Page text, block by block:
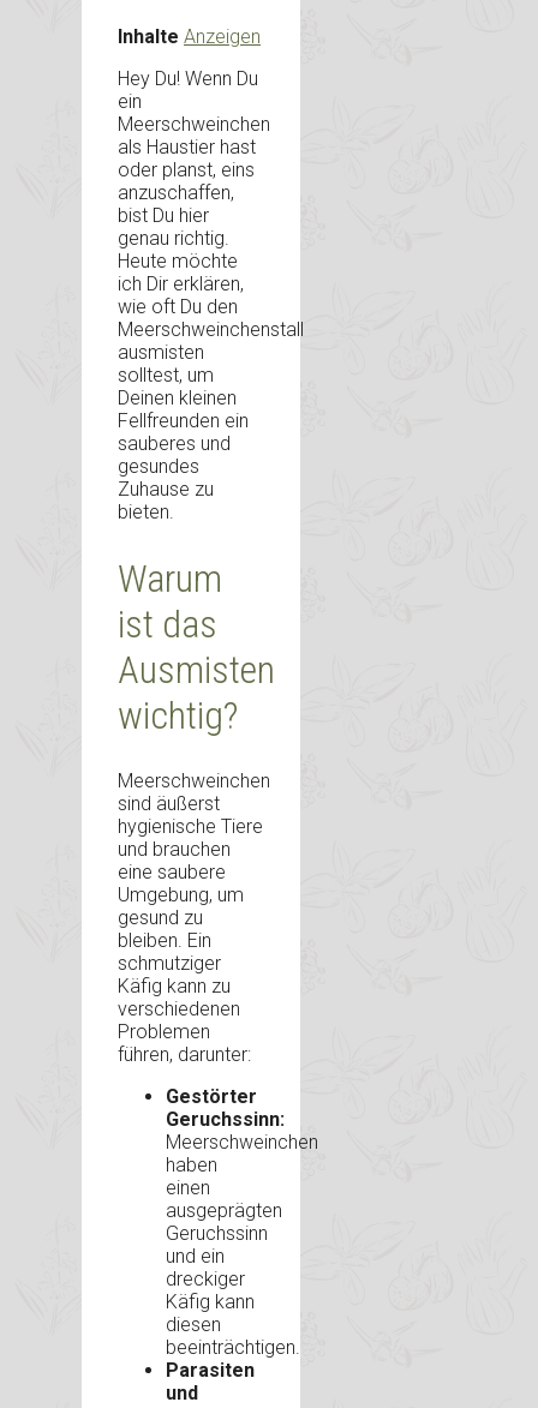
Inhalte Anzeigen
Hey Du! Wenn Du
ein
Meerschweinchen
als Haustier hast
oder planst, eins
anzuschaffen,
bist Du hier
genau richtig.
Heute möchte
ich Dir erklären,
wie oft Du den
Meerschweinchenstall
ausmisten
solltest, um
Deinen kleinen
Fellfreunden ein
sauberes und
gesundes
Zuhause zu
bieten.
Warum
ist das
Ausmisten
wichtig?
Meerschweinchen
sind äußerst
hygienische Tiere
und brauchen
eine saubere
Umgebung, um
gesund zu
bleiben. Ein
schmutziger
Käfig kann zu
verschiedenen
Problemen
führen, darunter:
Gestörter
Geruchssinn:
Meerschweinchen
haben
einen
ausgeprägten
Geruchssinn
und ein
dreckiger
Käfig kann
diesen
beeinträchtigen.
Parasiten
und